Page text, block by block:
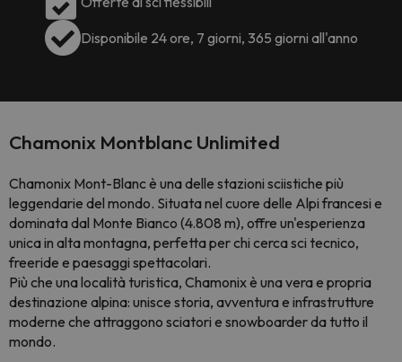
Disponibile 24 ore, 7 giorni, 365 giorni all'anno
Chamonix Montblanc Unlimited
Chamonix Mont-Blanc è una delle stazioni sciistiche più
leggendarie del mondo. Situata nel cuore delle Alpi francesi e
dominata dal Monte Bianco (4.808 m), offre un'esperienza
unica in alta montagna, perfetta per chi cerca sci tecnico,
freeride e paesaggi spettacolari.
Più che una località turistica, Chamonix è una vera e propria
destinazione alpina: unisce storia, avventura e infrastrutture
moderne che attraggono sciatori e snowboarder da tutto il
mondo.